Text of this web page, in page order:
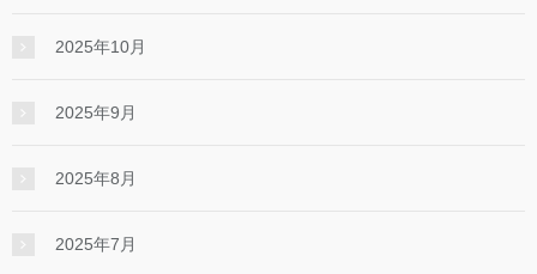
2025年10月
2025年9月
2025年8月
2025年7月